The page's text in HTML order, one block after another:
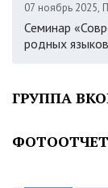
07 ноябрь 2025,
Семинар
родных
ГРУППА